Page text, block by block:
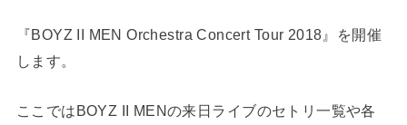
『BOYZ II MEN Orchestra Concert Tour 2018』を開催
します。
ここではBOYZ II MENの来日ライブのセトリ一覧や各